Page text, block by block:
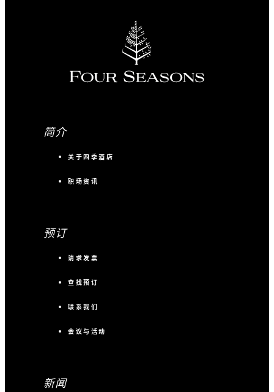
简介
关于四季酒店
职场资讯
预订
请求发票
查找预订
联系我们
会议与活动
新闻